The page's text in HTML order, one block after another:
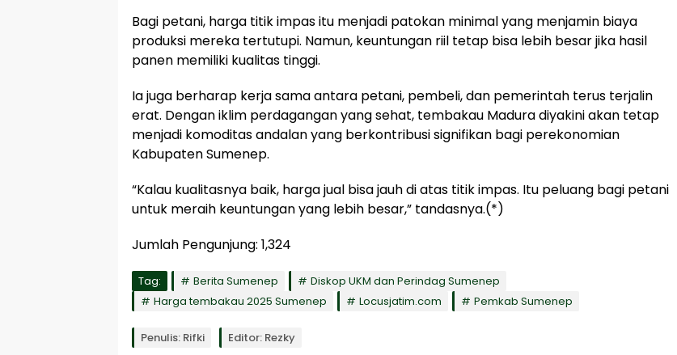
Bagi petani, harga titik impas itu menjadi patokan minimal yang menjamin biaya
produksi mereka tertutupi. Namun, keuntungan riil tetap bisa lebih besar jika hasil
panen memiliki kualitas tinggi.
Ia juga berharap kerja sama antara petani, pembeli, dan pemerintah terus terjalin
erat. Dengan iklim perdagangan yang sehat, tembakau Madura diyakini akan tetap
menjadi komoditas andalan yang berkontribusi signifikan bagi perekonomian
Kabupaten Sumenep.
“Kalau kualitasnya baik, harga jual bisa jauh di atas titik impas. Itu peluang bagi petani
untuk meraih keuntungan yang lebih besar,” tandasnya.(*)
Jumlah Pengunjung: 1,324
Tag: Berita Sumenep
Diskop UKM dan Perindag Sumenep
Harga tembakau 2025 Sumenep
Locusjatim.com Pemkab Sumenep
Penulis: Rifki Editor: Rezky